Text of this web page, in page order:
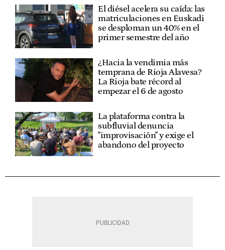
El diésel acelera su caída: las
matriculaciones en Euskadi
se desploman un 40% en el
primer semestre del año
¿Hacia la vendimia más
temprana de Rioja Alavesa?
La Rioja bate récord al
empezar el 6 de agosto
La plataforma contra la
subfluvial denuncia
"improvisación" y exige el
abandono del proyecto